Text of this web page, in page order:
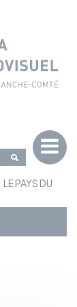
LE PAYS DU